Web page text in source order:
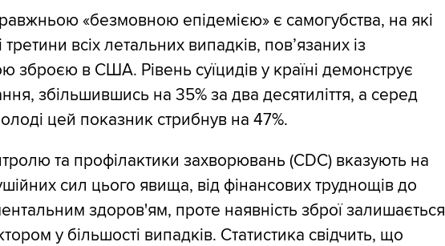
«безмовною епідемією» є самогубства, на які
всіх летальних випадків, пов’язаних із
зброєю в США. Рівень суїцидів у країні демонструє
збільшившись на 35% за два десятиліття, а серед
цей показник стрибнув на 47%.
та профілактики захворювань (CDC) вказують на
сил цього явища, від фінансових труднощів до
здоров'ям, проте наявність зброї залишається
у більшості випадків. Статистика свідчить, що